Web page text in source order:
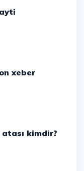
xeber
atası kimdir?